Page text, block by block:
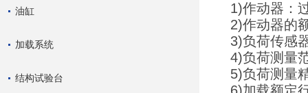
油缸
加载系统
结构试验台
1)作动器：
2)作动器的
3)负荷传感
4)负荷测量
5)负荷测量